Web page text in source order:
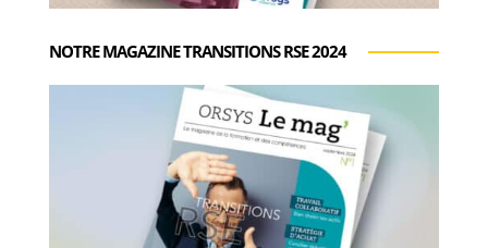
NOTRE MAGAZINE TRANSITIONS RSE 2024